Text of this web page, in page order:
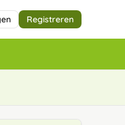
Registreren